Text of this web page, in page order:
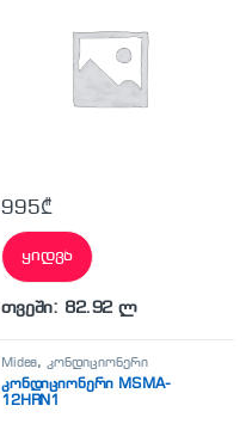
995₾
ყიდვა
თვეში: 82.92 ლ
Midea,კონდიციონერი
კონდიციონერი MSMA-
12HRN1